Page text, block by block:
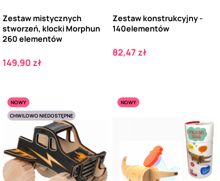
Zestaw mistycznych
stworzeń, klocki Morphun
260 elementów
Cena
149,90 zł
Zestaw konstrukcyjny -
140elementów
Cena
82,47 zł
NOWY
CHWILOWO NIEDOSTĘPNE
NOWY